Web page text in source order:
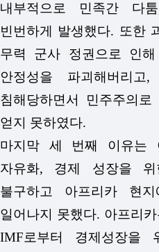
내부적으로 민족간 다
빈번하게 발생했다. 또한
무력 군사 정권으로 인
안정성을 파괴해버리
침해당하면서 민주주의
얻지 못하였다.
마지막 세 번째 이유는
자유화, 경제 성장을 위
불구하고 아프리카 현
일어나지 못했다. 아프리
IMF로부터 경제성장을